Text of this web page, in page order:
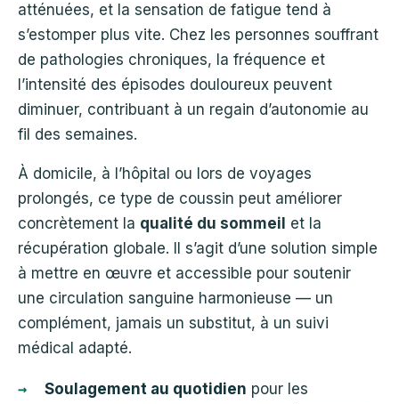
atténuées, et la sensation de fatigue tend à
s’estomper plus vite. Chez les personnes souffrant
de pathologies chroniques, la fréquence et
l’intensité des épisodes douloureux peuvent
diminuer, contribuant à un regain d’autonomie au
fil des semaines.
À domicile, à l’hôpital ou lors de voyages
prolongés, ce type de coussin peut améliorer
concrètement la qualité du sommeil et la
récupération globale. Il s’agit d’une solution simple
à mettre en œuvre et accessible pour soutenir
une circulation sanguine harmonieuse — un
complément, jamais un substitut, à un suivi
médical adapté.
Soulagement au quotidien pour les